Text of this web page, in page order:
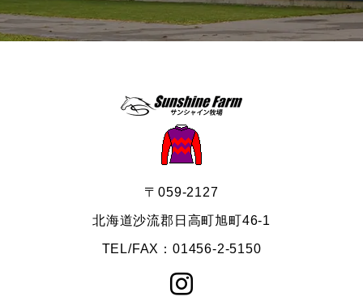
〒059-2127
北海道沙流郡日高町旭町46-1
TEL/FAX：01456-2-5150